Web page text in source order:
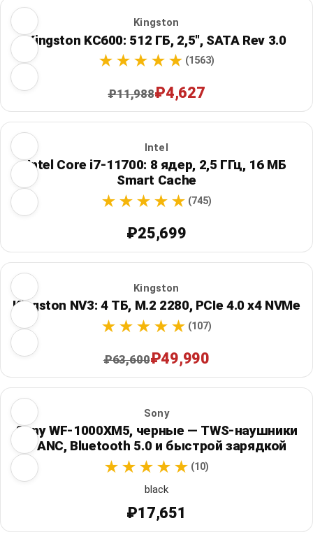
Kingston
Kingston KC600: 512 ГБ, 2,5", SATA Rev 3.0
(1563)
₽11,988₽4,627
Intel
Intel Core i7-11700: 8 ядер, 2,5 ГГц, 16 МБ
Smart Cache
(745)
₽25,699
Kingston
Kingston NV3: 4 ТБ, M.2 2280, PCIe 4.0 x4 NVMe
(107)
₽63,600₽49,990
Sony
Sony WF-1000XM5, черные — TWS-наушники
с ANC, Bluetooth 5.0 и быстрой зарядкой
(10)
black
₽17,651